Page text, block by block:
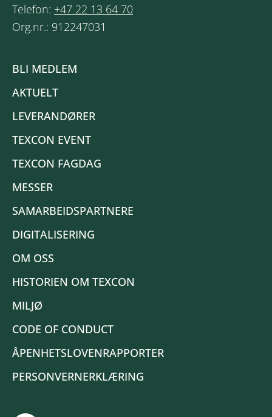
Telefon: +47 22 13 64 70
Org.nr.: 912247031
BLI MEDLEM
AKTUELT
LEVERANDØRER
TEXCON EVENT
TEXCON FAGDAG
MESSER
SAMARBEIDSPARTNERE
DIGITALISERING
OM OSS
HISTORIEN OM TEXCON
MILJØ
CODE OF CONDUCT
ÅPENHETSLOVENRAPPORTER
PERSONVERNERKLÆRING